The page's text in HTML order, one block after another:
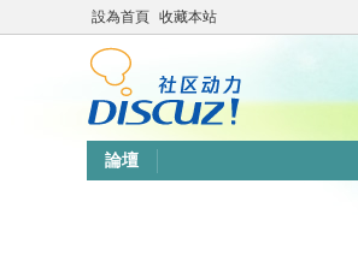
設為首頁 收藏本站
論壇